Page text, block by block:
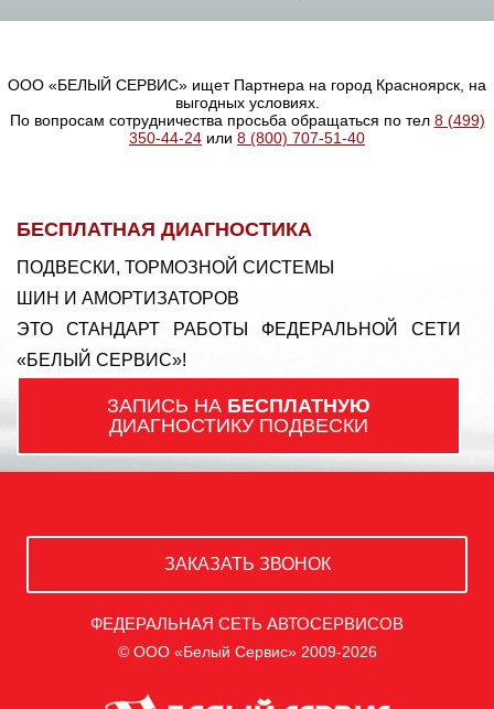
ООО «БЕЛЫЙ СЕРВИС» ищет Партнера на город Красноярск, на
выгодных условиях.
По вопросам сотрудничества просьба обращаться по тел 8 (499)
350-44-24 или 8 (800) 707-51-40
БЕСПЛАТНАЯ ДИАГНОСТИКА
ПОДВЕСКИ, ТОРМОЗНОЙ СИСТЕМЫ
ШИН И АМОРТИЗАТОРОВ
ЭТО СТАНДАРТ РАБОТЫ ФЕДЕРАЛЬНОЙ СЕТИ
«БЕЛЫЙ СЕРВИС»!
ЗАПИСЬ НА БЕСПЛАТНУЮ
ДИАГНОСТИКУ ПОДВЕСКИ
ЗАКАЗАТЬ ЗВОНОК
ФЕДЕРАЛЬНАЯ СЕТЬ АВТОСЕРВИСОВ
© ООО «Белый Сервис» 2009-2026